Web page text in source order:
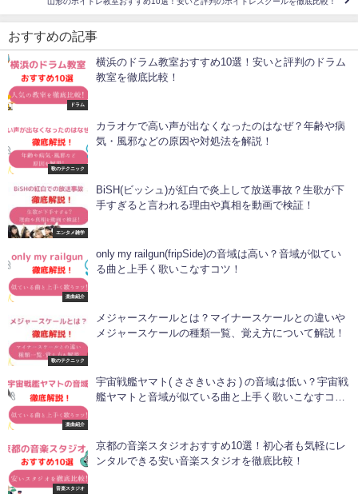
おすすめの記事
ドラム
横浜のドラム教室おすすめ10選！安いと評判のドラム
教室を徹底比較！
歌のテクニック
カラオケで高い声が出なくなったのはなぜ？年齢や病
気・風邪などの原因や対処法を解説！
エンタメ雑学
BiSH(ビッシュ)が紅白で炎上して放送事故？生歌が下
手すぎると言われる理由や真相を動画で検証！
楽曲紹介
only my railgun(fripSide)の音域は高い？音域が似てい
る曲と上手く歌いこなすコツ！
歌のテクニック
メジャースケールとは？マイナースケールとの違いや
メジャースケールの種類一覧、覚え方について解説！
楽曲紹介
宇宙戦艦ヤマト( ささきいさお ) の音域は低い？宇宙戦
艦ヤマトと音域が似ている曲と上手く歌いこなすコ
音楽スタジオ
京都の音楽スタジオおすすめ10選！初心者も気軽にレ
ンタルできる安い音楽スタジオを徹底比較！